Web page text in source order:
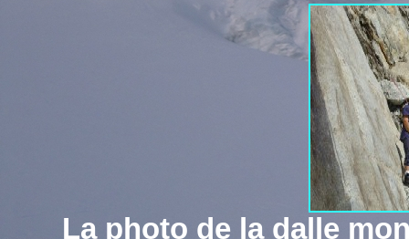
La photo de la dalle